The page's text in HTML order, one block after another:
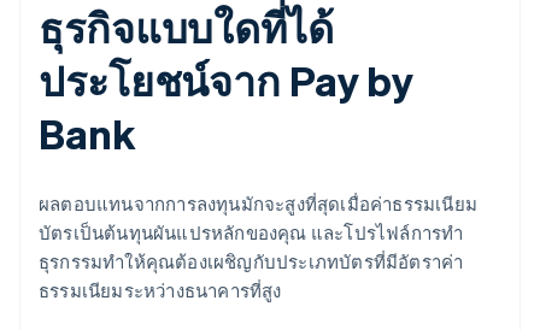
ธุรกิจแบบใดที่ได้
ประโยชน์จาก Pay by
Bank
ผลตอบแทนจากการลงทุนมักจะสูงที่สุดเมื่อค่าธรรมเนียม
บัตรเป็นต้นทุนผันแปรหลักของคุณ และโปรไฟล์การทำ
ธุรกรรมทำให้คุณต้องเผชิญกับประเภทบัตรที่มีอัตราค่า
ธรรมเนียมระหว่างธนาคารที่สูง